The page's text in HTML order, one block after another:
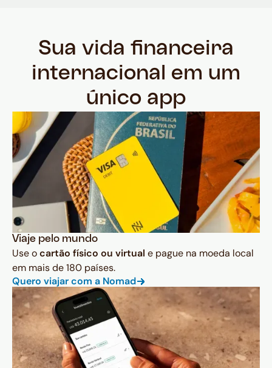
Sua vida financeira
internacional em um
único app
Viaje pelo mundo
Use ocartão físico ou virtual e pague na moeda local
em mais de 180 países.
Quero viajar com a Nomad